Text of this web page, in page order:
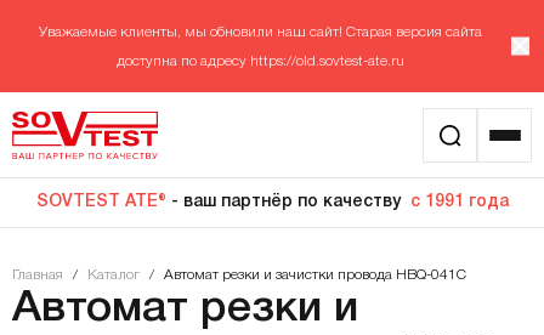
Уважаемые клиенты, мы обновили наш сайт! Старая версия сайта
доступна по адресу https://old.sovtest-ate.ru
SOVTEST ATE® - ваш партнёр по качеству с 1991 года
Главная / Каталог / Автомат резки и зачистки провода HBQ-041C
Автомат резки и